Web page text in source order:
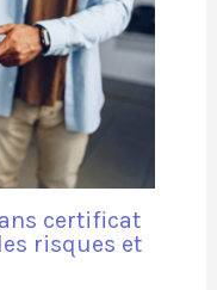
certificat
risques et